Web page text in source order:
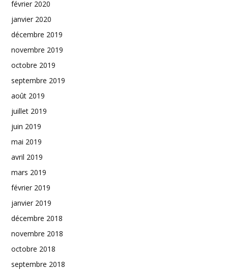
février 2020
janvier 2020
décembre 2019
novembre 2019
octobre 2019
septembre 2019
août 2019
juillet 2019
juin 2019
mai 2019
avril 2019
mars 2019
février 2019
janvier 2019
décembre 2018
novembre 2018
octobre 2018
septembre 2018